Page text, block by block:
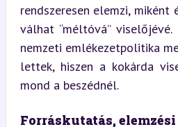
rendszeresen elemzi,
válhat “méltóvá”
nemzeti emlékezetpolitika
lettek, hiszen a kokárda
mond a beszédnél.
Forráskutatás,